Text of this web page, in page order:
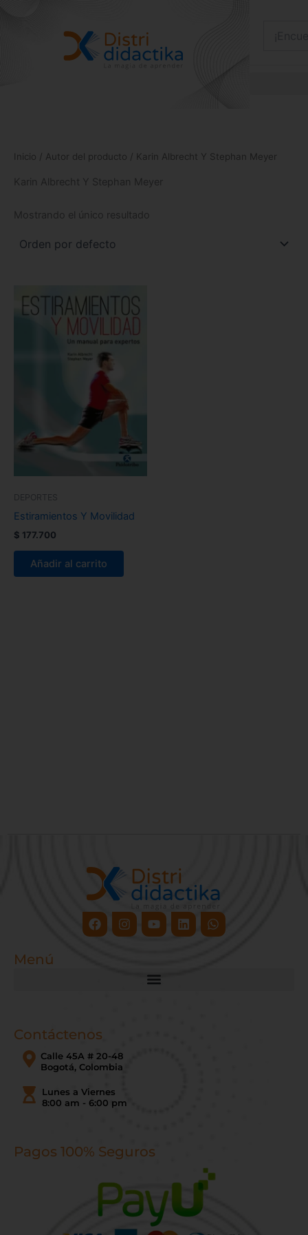
Inicio / Autor del producto / Karin Albrecht Y Stephan Meyer
Karin Albrecht Y Stephan Meyer
Mostrando el único resultado
DEPORTES
Estiramientos Y Movilidad
$ 177.700
Añadir al carrito
FacebookInstagram
YoutubeLinkedinWhatsapp
Menú
Contáctenos
Calle 45A # 20-48
Bogotá, Colombia
Lunes a Viernes
8:00 am - 6:00 pm
Pagos 100% Seguros